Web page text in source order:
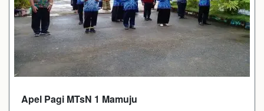
Apel Pagi MTsN 1 Mamuju